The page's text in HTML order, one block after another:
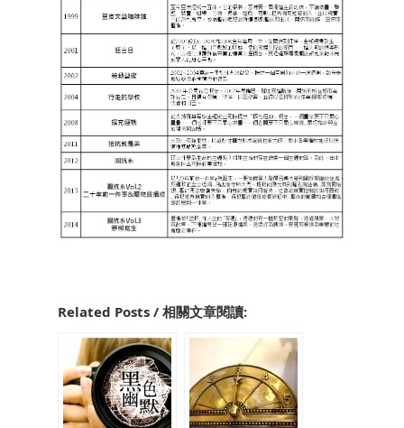
Related Posts / 相關文章閱讀: